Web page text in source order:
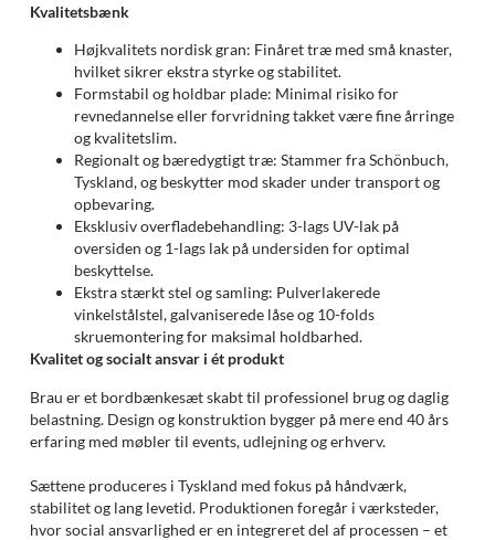
Kvalitetsbænk
Højkvalitets nordisk gran: Finåret træ med små knaster,
hvilket sikrer ekstra styrke og stabilitet.
Formstabil og holdbar plade: Minimal risiko for
revnedannelse eller forvridning takket være fine årringe
og kvalitetslim.
Regionalt og bæredygtigt træ: Stammer fra Schönbuch,
Tyskland, og beskytter mod skader under transport og
opbevaring.
Eksklusiv overfladebehandling: 3-lags UV-lak på
oversiden og 1-lags lak på undersiden for optimal
beskyttelse.
Ekstra stærkt stel og samling: Pulverlakerede
vinkelstålstel, galvaniserede låse og 10-folds
skruemontering for maksimal holdbarhed.
Kvalitet og socialt ansvar i ét produkt
Brau er et bordbænkesæt skabt til professionel brug og daglig
belastning. Design og konstruktion bygger på mere end 40 års
erfaring med møbler til events, udlejning og erhverv.
Sættene produceres i Tyskland med fokus på håndværk,
stabilitet og lang levetid. Produktionen foregår i værksteder,
hvor social ansvarlighed er en integreret del af processen – et